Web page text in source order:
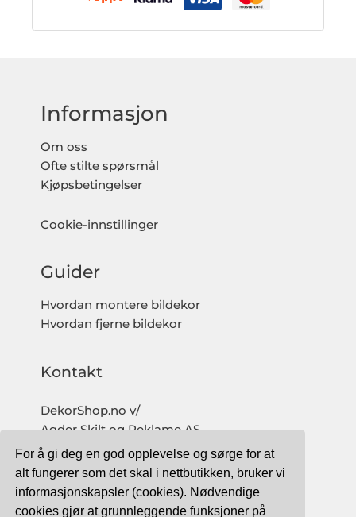
For å gi deg en god opplevelse og sørge for at
alt fungerer som det skal i nettbutikken, bruker vi
informasjonskapsler (cookies). Nødvendige
cookies gjør at grunnleggende funksjoner på
Informasjon
Om oss
Ofte stilte spørsmål
Kjøpsbetingelser
Cookie-innstillinger
Guider
Hvordan montere bildekor
Hvordan fjerne bildekor
Kontakt
DekorShop.no v/
Agder Skilt og Reklame AS
Org. nr: 997 633 016 MVA
salg@dekorshop.no
Tlf: 959 32 123